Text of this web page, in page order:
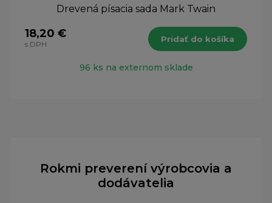
Drevená písacia sada Mark Twain
18,20 €
s DPH
Pridať do košíka
96 ks na externom sklade
Rokmi preverení výrobcovia a
dodávatelia